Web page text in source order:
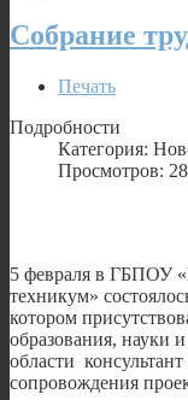
Собрание
Печать
Подробности
Категория:
Просмотров:
5 февраля в ГБПОУ
техникум»
котором
образования, науки
области
сопровождения